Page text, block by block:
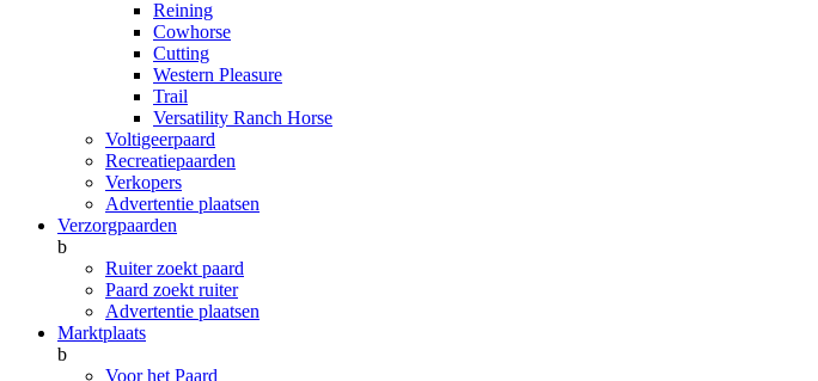
Reining
Cowhorse
Cutting
Western Pleasure
Trail
Versatility Ranch Horse
Voltigeerpaard
Recreatiepaarden
Verkopers
Advertentie plaatsen
Verzorgpaarden
b
Ruiter zoekt paard
Paard zoekt ruiter
Advertentie plaatsen
Marktplaats
b
Voor het Paard